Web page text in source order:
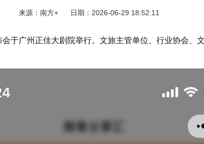
来源：南方+ 日期：2026-06-29 18:52:11
广州正佳大剧院举行。文旅主管单位、行业协会、